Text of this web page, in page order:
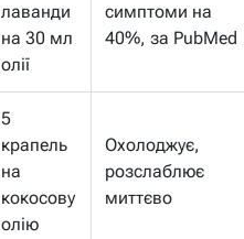
лаванди
на 30 мл
олії
симптоми на
40%, за PubMed
5
крапель
на
кокосову
олію
Охолоджує,
розслаблює
миттєво